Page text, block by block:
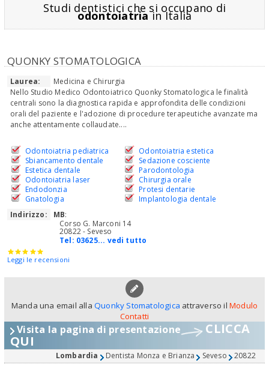
Studi dentistici che si occupano di
odontoiatriain Italia
QUONKY STOMATOLOGICA
Laurea:
Medicina e Chirurgia
Nello Studio Medico Odontoiatrico Quonky Stomatologica le finalità
centrali sono la diagnostica rapida e approfondita delle condizioni
orali del paziente e l'adozione di procedure terapeutiche avanzate ma
anche attentamente collaudate....
Odontoiatria pediatrica
Sbiancamento dentale
Estetica dentale
Odontoiatria laser
Endodonzia
Gnatologia
Odontoiatria estetica
Sedazione cosciente
Parodontologia
Chirurgia orale
Protesi dentarie
Implantologia dentale
Indirizzo:
MB:
Corso G. Marconi 14
20822 - Seveso
Tel: 03625... vedi tutto
Leggi le recensioni
Manda una email alla Quonky Stomatologica attraverso il Modulo
Contatti
Visita la pagina di presentazione CLICCA
QUI
Lombardia Dentista Monza e Brianza Seveso 20822